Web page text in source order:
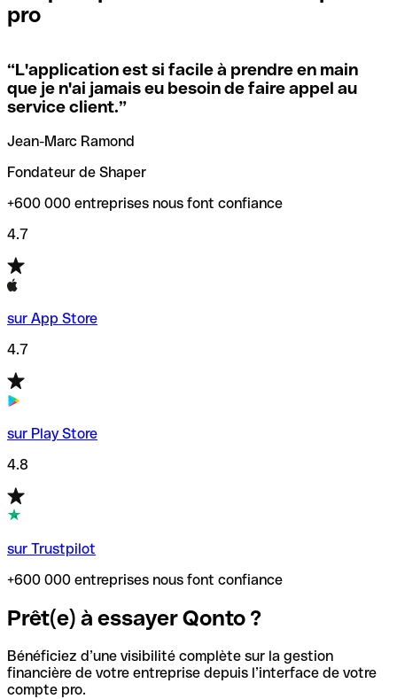
locales.
Si vous n'êtes pas sûr du code SWIFT que vous devriez
utiliser, nous avons développé un outil de recherche de
codes SWIFT par nom de banque.
vérification/recherche de codes SWIFT. Ainsi, vous pouvez
trouver et vérifier vos codes SWIFT avant de réaliser vos
transferts d’argent.
pro
“L'application est si facile à prendre en main
que je n'ai jamais eu besoin de faire appel au
service client.”
Jean-Marc Ramond
Fondateur de Shaper
+600 000 entreprises nous font confiance
4.7
sur App Store
4.7
sur Play Store
4.8
sur Trustpilot
+600 000 entreprises nous font confiance
Prêt(e) à essayer Qonto ?
Bénéficiez d’une visibilité complète sur la gestion
financière de votre entreprise depuis l’interface de votre
compte pro.